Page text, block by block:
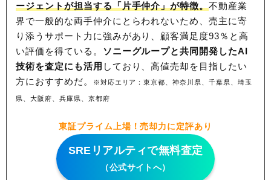
ージェントが担当する「片手仲介」が特徴。不動産業
界で一般的な両手仲介にとらわれないため、売主に寄
り添うサポート力に強みがあり、顧客満足度93％と高
い評価を得ている。 ソニーグループと共同開発したAI
技術を査定にも活用 しており、高値売却を目指したい
方におすすめだ。
※対応エリア：東京都、神奈川県、千葉県、埼玉
県、大阪府、兵庫県、京都府
東証プライム上場！売却力に定評あり
SREリアルティで無料査定
（公式サイトへ）